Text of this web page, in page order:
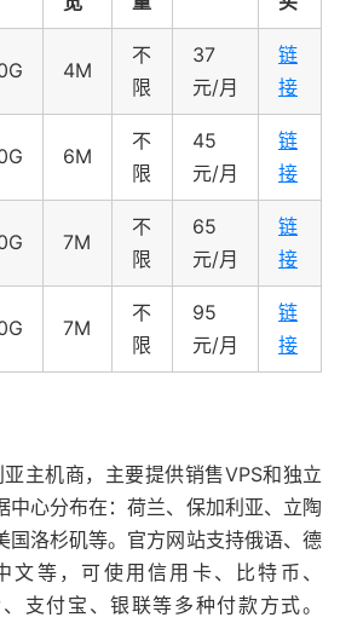
4M
不
限
37
元/月
链
接
6M
不
限
45
元/月
链
接
7M
不
限
65
元/月
链
接
7M
不
限
95
元/月
链
接
主机商，主要提供销售VPS和独立
中心分布在：荷兰、保加利亚、立陶
国洛杉矶等。官方网站支持俄语、德
文等，可使用信用卡、比特币、
支付宝、银联等多种付款方式。